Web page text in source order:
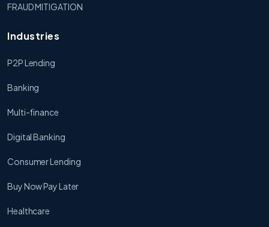
FRAUD MITIGATION
Industries
P2P Lending
Banking
Multi-finance
Digital Banking
Consumer Lending
Buy Now Pay Later
Healthcare